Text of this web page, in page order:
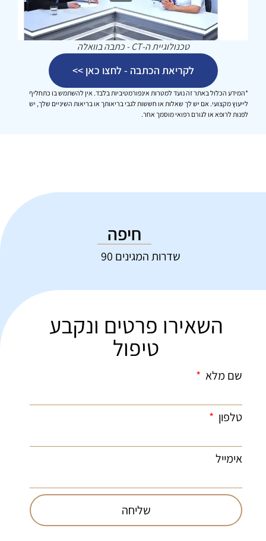
טכנולוגיית ה-CT - כתבה בוואלה
לקריאת הכתבה - לחצו כאן >>
*המידע הכלול באתר זה נועד למטרות אינפורמטיביות בלבד. אין להשתמש בו כתחליף
לייעוץ מקצועי. אם יש לך שאלות או חששות לגבי בריאותך או בריאות השיניים שלך, יש
לפנות לרופא או לגורם רפואי מוסמך אחר.
חיפה
שדרות המגינים 90
השאירו פרטים ונקבע
טיפול
שם מלא
טלפון
אימייל
שליחה